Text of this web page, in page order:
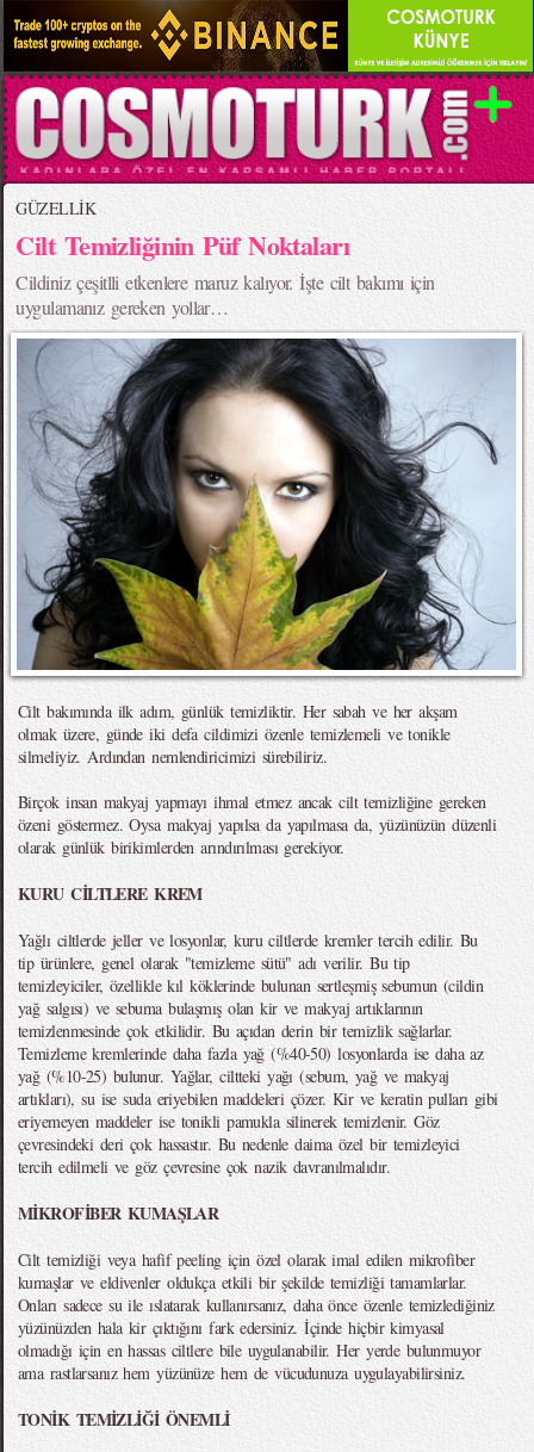
GÜZELLİK
Cilt Temizliğinin Püf Noktaları
Cildiniz çeşitlli etkenlere maruz kalıyor. İşte cilt bakımı için
uygulamanız gereken yollar…
Cilt bakımında ilk adım, günlük temizliktir. Her sabah ve her akşam
olmak üzere, günde iki defa cildimizi özenle temizlemeli ve tonikle
silmeliyiz. Ardından nemlendiricimizi sürebiliriz.
Birçok insan makyaj yapmayı ihmal etmez ancak cilt temizliğine gereken
özeni göstermez. Oysa makyaj yapılsa da yapılmasa da, yüzünüzün düzenli
olarak günlük birikimlerden arındırılması gerekiyor.
KURU CİLTLERE KREM
Yağlı ciltlerde jeller ve losyonlar, kuru ciltlerde kremler tercih edilir. Bu
tip ürünlere, genel olarak "temizleme sütü" adı verilir. Bu tip
temizleyiciler, özellikle kıl köklerinde bulunan sertleşmiş sebumun (cildin
yağ salgısı) ve sebuma bulaşmış olan kir ve makyaj artıklarının
temizlenmesinde çok etkilidir. Bu açıdan derin bir temizlik sağlarlar.
Temizleme kremlerinde daha fazla yağ (%40-50) losyonlarda ise daha az
yağ (%10-25) bulunur. Yağlar, ciltteki yağı (sebum, yağ ve makyaj
artıkları), su ise suda eriyebilen maddeleri çözer. Kir ve keratin pulları gibi
eriyemeyen maddeler ise tonikli pamukla silinerek temizlenir. Göz
çevresindeki deri çok hassastır. Bu nedenle daima özel bir temizleyici
tercih edilmeli ve göz çevresine çok nazik davranılmalıdır.
MİKROFİBER KUMAŞLAR
Cilt temizliği veya hafif peeling için özel olarak imal edilen mikrofiber
kumaşlar ve eldivenler oldukça etkili bir şekilde temizliği tamamlarlar.
Onları sadece su ile ıslatarak kullanırsanız, daha önce özenle temizlediğiniz
yüzünüzden hala kir çıktığını fark edersiniz. İçinde hiçbir kimyasal
olmadığı için en hassas ciltlere bile uygulanabilir. Her yerde bulunmuyor
ama rastlarsanız hem yüzünüze hem de vücudunuza uygulayabilirsiniz.
TONİK TEMİZLİĞİ ÖNEMLİ